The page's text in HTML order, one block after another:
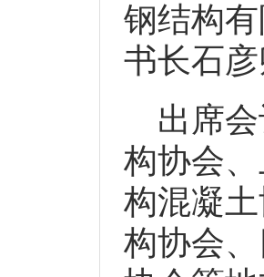
钢结构
书长石
出席
构协会
构混凝
构协会